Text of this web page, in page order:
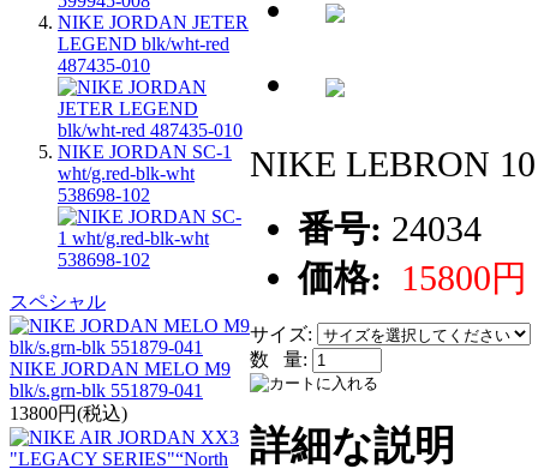
NIKE JORDAN JETER
LEGEND blk/wht-red
487435-010
NIKE JORDAN SC-1
wht/g.red-blk-wht
538698-102
スペシャル
NIKE JORDAN MELO M9
blk/s.grn-blk 551879-041
13800円(税込)
NIKE LEBRON
番号: 24034
価格: 15800円
サイズ:
数 量:
詳細な説明